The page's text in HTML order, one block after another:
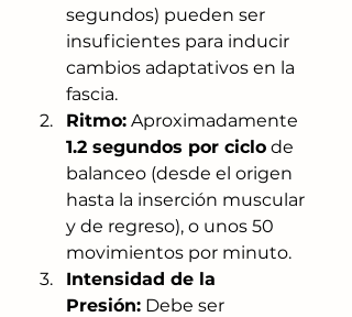
segundos) pueden ser
insuficientes para inducir
cambios adaptativos en la
fascia.
Ritmo: Aproximadamente
1.2 segundos por ciclo de
balanceo (desde el origen
hasta la inserción muscular
y de regreso), o unos 50
movimientos por minuto.
Intensidad de la
Presión: Debe ser